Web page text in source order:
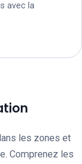
avec la
les zones et
Comprenez les